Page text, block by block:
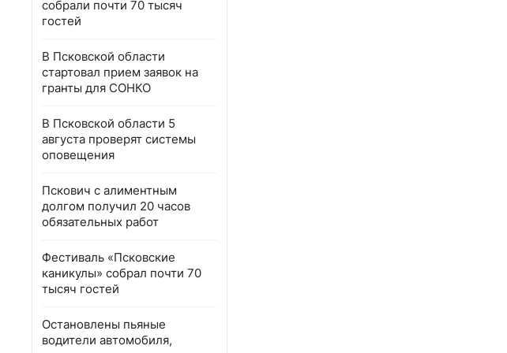
собрали почти 70 тысяч
гостей
В Псковской области
стартовал прием заявок на
гранты для СОНКО
В Псковской области 5
августа проверят системы
оповещения
Пскович с алиментным
долгом получил 20 часов
обязательных работ
Фестиваль «Псковские
каникулы» собрал почти 70
тысяч гостей
Остановлены пьяные
водители автомобиля,